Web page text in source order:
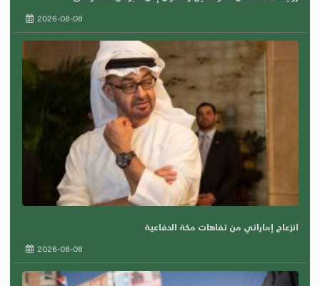
2026-08-08
انزعاج إماراتي من تفاهات مكة الدفاعية
2026-08-08